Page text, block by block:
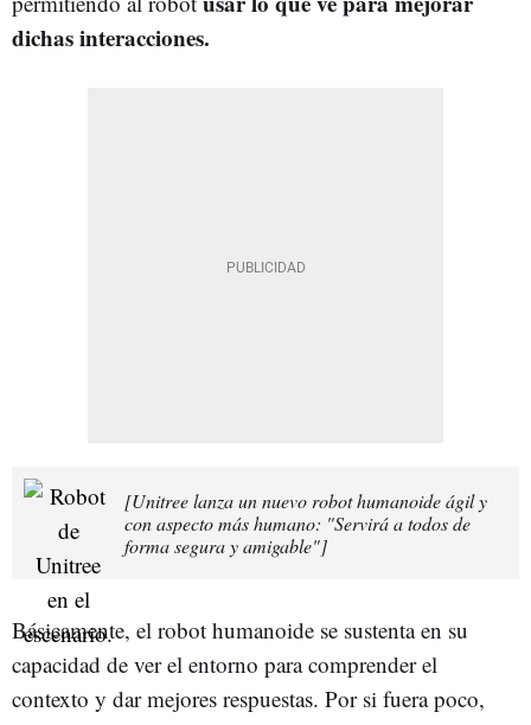
dichas interacciones.
[Unitree lanza un nuevo robot humanoide ágil y
con aspecto más humano: "Servirá a todos de
forma segura y amigable"]
Básicamente, el robot humanoide se sustenta en su
capacidad de ver el entorno para comprender el
contexto y dar mejores respuestas. Por si fuera poco,